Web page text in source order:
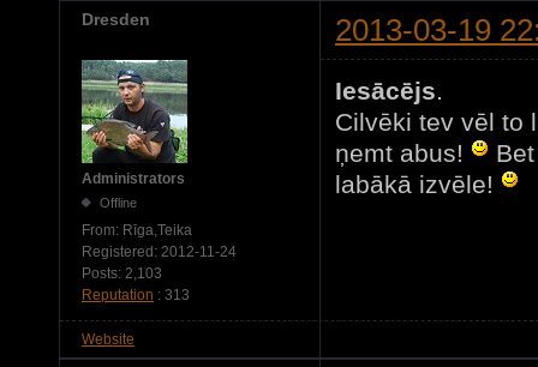
Dresden 2013-03-19
Administrators
Offline
From: Rīga,Teika
Registered: 2012-11-24
Posts: 2,103
Reputation : 313
Iesācējs
Cilvēki tev vēl to
ņemt abus!
labākā izvēle!
Website